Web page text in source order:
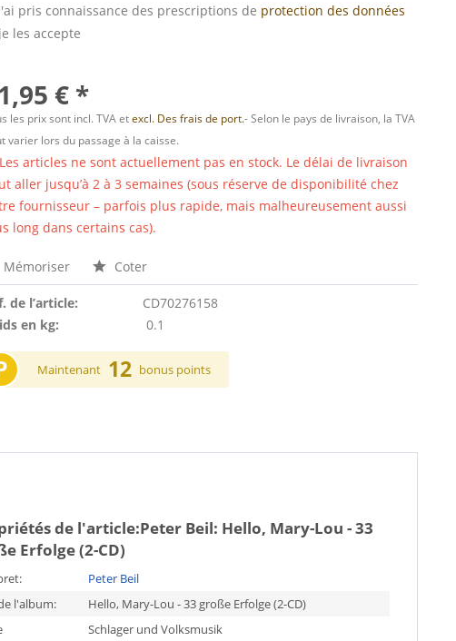
pris connaissance des prescriptions de protection des données
les accepte
€ *
les prix sont incl. TVA etexcl. Des frais de port.- Selon le pays de livraison, la TVA
varier lors du passage à la caisse.
Les articles ne sont actuellement pas en stock. Le délai de livraison
aller jusqu’à 2 à 3 semaines (sous réserve de disponibilité chez
fournisseur – parfois plus rapide, mais malheureusement aussi
long dans certains cas).
Mémoriser Coter
de l’article:
CD70276158
en kg:
0.1
Maintenant 12 bonus points
de l'article:Peter Beil: Hello, Mary-Lou - 33
Erfolge (2-CD)
Peter Beil
l'album:
Hello, Mary-Lou - 33 große Erfolge (2-CD)
Schlager und Volksmusik